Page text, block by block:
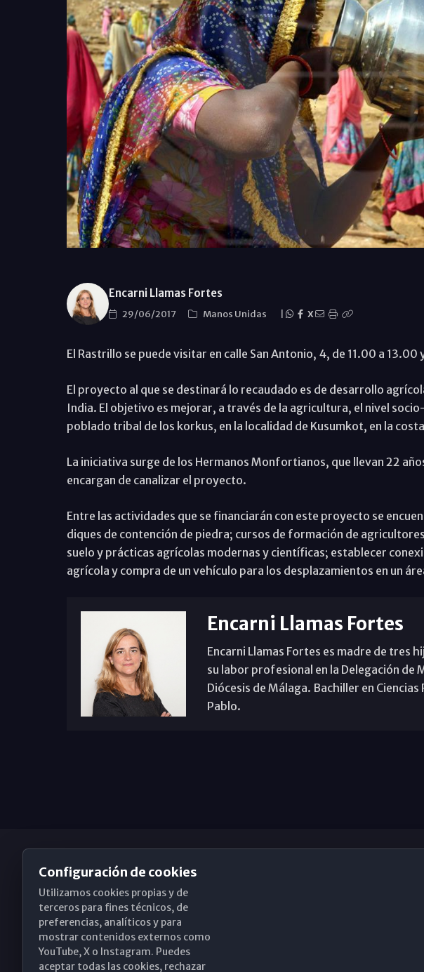
Encarni Llamas Fortes
29/06/2017 Manos Unidas X
El Rastrillo se puede visitar en calle San Antonio, 4, de 11.00 a
El proyecto al que se destinará lo recaudado es de desarrollo
India. El objetivo es mejorar, a través de la agricultura, el nivel
poblado tribal de los korkus, en la localidad de Kusumkot, en la
La iniciativa surge de los Hermanos Monfortianos, que llevan 22
encargan de canalizar el proyecto.
Entre las actividades que se financiarán con este proyecto se
diques de contención de piedra; cursos de formación de
suelo y prácticas agrícolas modernas y científicas; establecer
agrícola y compra de un vehículo para los desplazamientos en un
Encarni Llamas Fortes
Encarni Llamas Fortes es madre de tres
su labor profesional en la Delegación de
Diócesis de Málaga. Bachiller en Ciencias
Pablo.
Obispado de Málaga
Santa María, 18-20. 29015 Málaga
Configuración de cookies
Utilizamos cookies propias y de
terceros para fines técnicos, de
preferencias, analíticos y para
mostrar contenidos externos como
YouTube, X o Instagram. Puedes
aceptar todas las cookies, rechazar